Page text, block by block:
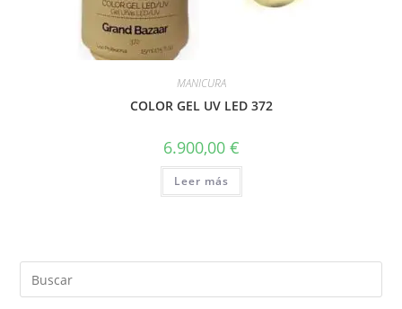
MANICURA
COLOR GEL UV LED 372
6.900,00 €
Leer más